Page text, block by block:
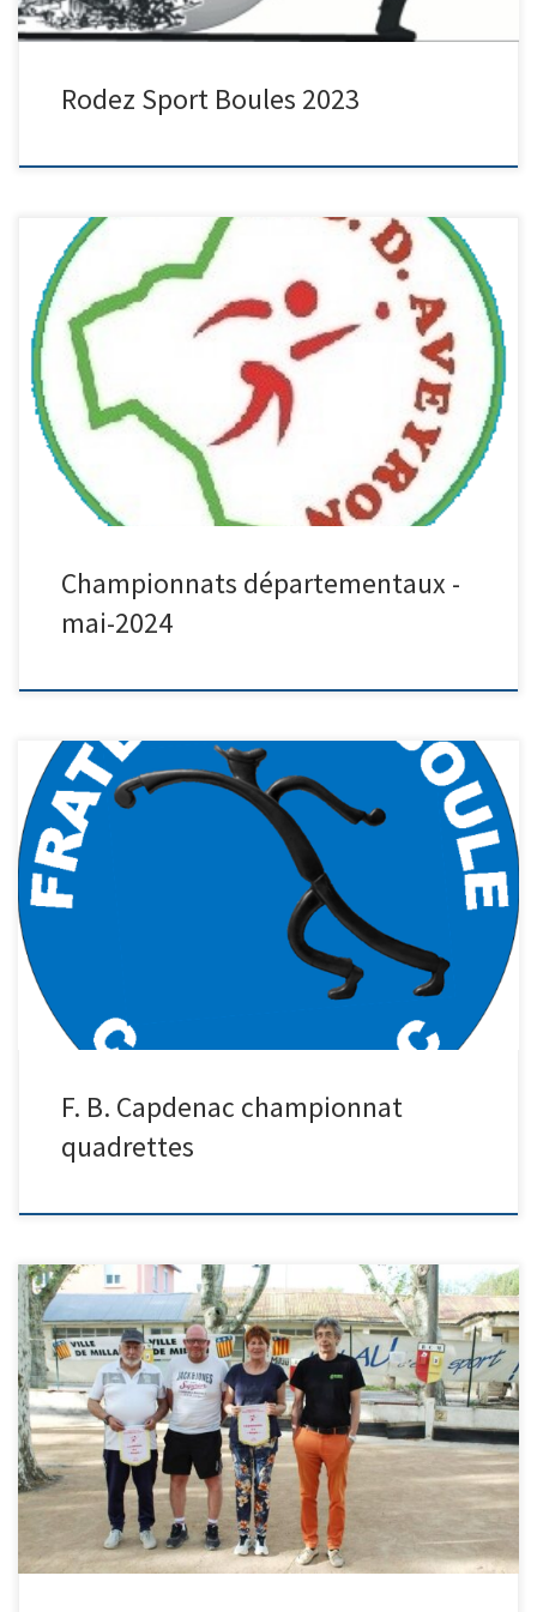
Rodez Sport Boules 2023
Double mixte à Aureilhan, nos représentants ne sortent pas de
poules mais gardent le sourire.
_____________________________________________
Championnat Simple à Gramat et Figeac, qualification au
championnat de France de Thonon les Bains (74) pour Maria
MARTY (F4) et de Sandrine NIEL (F3) de Millau.
_____________________________________________ Vétérans
quadrettes à Millau PM les […]
Championnats départementaux -
mai-2024
Quadrette à Capdenac-Gare les 27 et 28 avril 2024
_________________________
F. B. Capdenac championnat
quadrettes